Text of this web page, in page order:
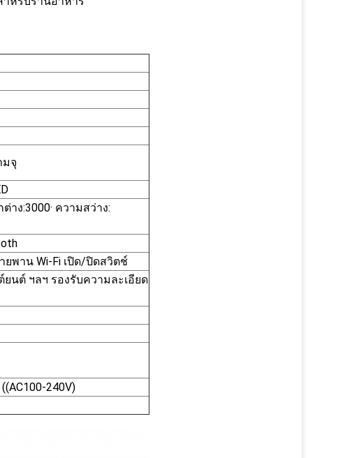
มจุ
าง:3000· ความสว่าง:
ยพาน Wi-Fi เปิด/ปิดสวิตช์
ยนต์ ฯลฯ รองรับความละเอียด
240V)